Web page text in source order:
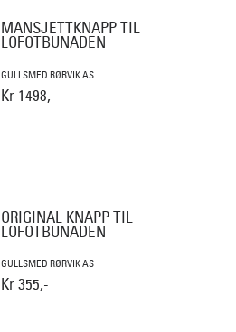
MANSJETTKNAPP TIL
LOFOTBUNADEN
GULLSMED RØRVIK AS
Kr 1498,-
ORIGINAL KNAPP TIL
LOFOTBUNADEN
GULLSMED RØRVIK AS
Kr 355,-